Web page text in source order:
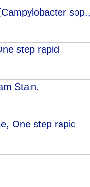
spp.,
step rapid
Stain.
One step rapid